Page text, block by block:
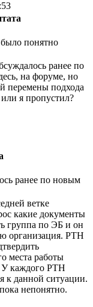
понятно
ранее по
на форуме, но
перемены подхода
я пропустил?
ранее по новым
ветке
какие документы
группа по ЭБ и он
организация. РТН
места работы
каждого РТН
к данной ситуации.
непонятно.